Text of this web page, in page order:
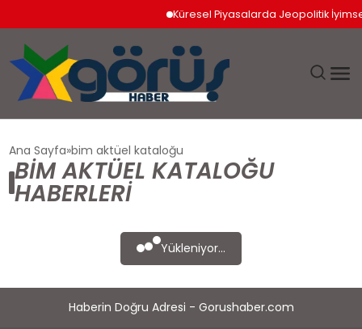
Küresel Piyasalarda Jeopolitik
EKONOMI
Ana Sayfa bim aktüel kataloğu
BIM AKTÜEL KATALOĞU
HABERLERI
Yükleniyor...
Haberin Doğru Adresi - Gorushaber.com